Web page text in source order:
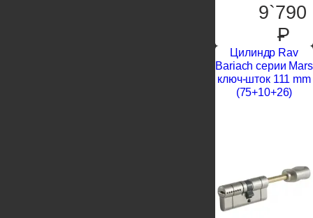
9`790
P
Цилиндр Rav
Bariach серии Mars
ключ-шток 111 mm
(75+10+26)